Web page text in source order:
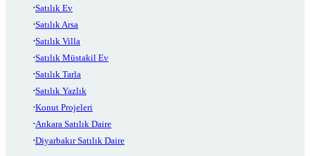
Satılık Ev
Satılık Arsa
Satılık Villa
Satılık Müstakil Ev
Satılık Tarla
Satılık Yazlık
Konut Projeleri
Ankara Satılık Daire
Diyarbakır Satılık Daire